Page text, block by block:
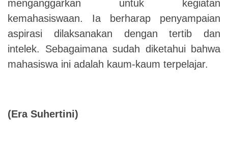
menganggarkan untuk kegiatan
kemahasiswaan. Ia berharap penyampaian
aspirasi dilaksanakan dengan tertib dan
intelek. Sebagaimana sudah diketahui bahwa
mahasiswa ini adalah kaum-kaum terpelajar.
(Era Suhertini)